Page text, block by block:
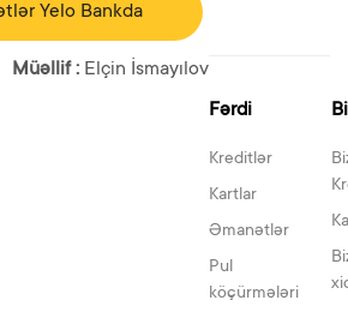
Yelo Bankda
Müəllif : Elçin İsmayılov
Fərdi
Kreditlər
Kartlar
Əmanətlər
Pul
köçürmələri